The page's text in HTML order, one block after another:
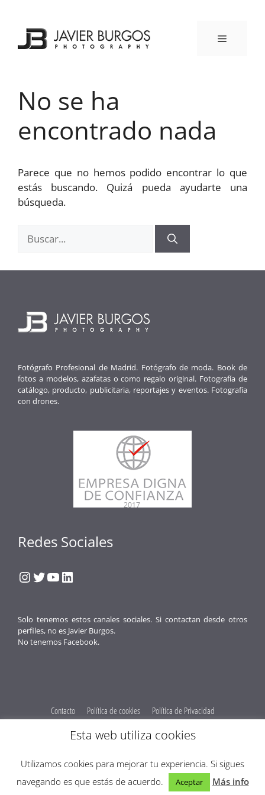
contenido
MENÚ
No se ha
encontrado nada
Parece que no hemos podido encontrar lo que
estás buscando. Quizá pueda ayudarte una
búsqueda.
Fotógrafo Profesional de Madrid. Fotógrafo de moda. Book de
fotos a modelos, azafatas o como regalo original. Fotografía de
catálogo, producto, publicitaria, reportajes y eventos. Fotografía
con drones.
Redes Sociales
Instagram
Twitter
YouTube
LinkedIn
Solo tenemos estos canales sociales. Si contactan desde otros
perfiles, no es Javier Burgos.
No tenemos Facebook.
Contacto Política de cookies
Política de Privacidad
Obenus Servicios Digitales
Esta web utiliza cookies
Utilizamos cookies para mejorar tu experiencia. Si sigues
navegando es que estás de acuerdo.
Aceptar Más info
Optimized by Seraphinite Accelerator
Turns on site high speed to be attractive for people and search engines.